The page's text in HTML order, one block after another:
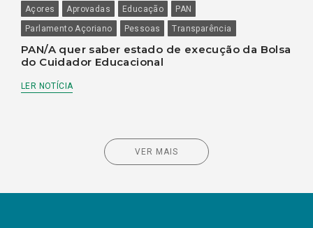
Açores Aprovadas Educação
PAN
Parlamento Açoriano
Pessoas Transparência
PAN/A quer saber estado de execução da Bolsa
do Cuidador Educacional
LER NOTÍCIA
VER MAIS